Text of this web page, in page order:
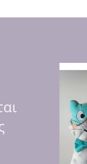
γήινες στις